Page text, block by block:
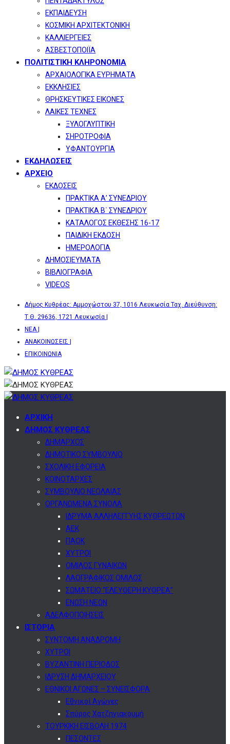
ΕΚΠΑΙΔΕΥΣΗ
ΚΟΣΜΙΚΗ ΑΡΧΙΤΕΚΤΟΝΙΚΗ
ΚΑΛΛΙΕΡΓΕΙΕΣ
ΑΣΒΕΣΤΟΠΟΙΪΑ
ΠΟΛΙΤΙΣΤΙΚΗ ΚΛΗΡΟΝΟΜΙΑ
ΑΡΧΑΙΟΛΟΓΙΚΑ ΕΥΡΗΜΑΤΑ
ΕΚΚΛΗΣΙΕΣ
ΘΡΗΣΚΕΥΤΙΚΕΣ ΕΙΚΟΝΕΣ
ΛΑΙΚΕΣ ΤΕΧΝΕΣ
ΞΥΛΟΓΛΥΠΤΙΚΗ
ΣΗΡΟΤΡΟΦΙΑ
ΥΦΑΝΤΟΥΡΓΙΑ
ΕΚΔΗΛΩΣΕΙΣ
ΑΡΧΕΙΟ
ΕΚΔΟΣΕΙΣ
ΠΡΑΚΤΙΚΑ Α’ ΣΥΝΕΔΡΙΟΥ
ΠΡΑΚΤΙΚΑ Β΄ ΣΥΝΕΔΡΙΟΥ
ΚΑΤΑΛΟΓΟΣ ΕΚΘΕΣΗΣ 16-17
ΠΑΙΔΙΚΗ ΕΚΔΟΣΗ
ΗΜΕΡΟΛΟΓΙΑ
ΔΗΜΟΣΙΕΥΜΑΤΑ
ΒΙΒΛΙΟΓΡΑΦΙΑ
VIDEOS
Δήμος Κυθρέας: Αμμοχώστου 37, 1016 Λευκωσία Ταχ. Διεύθυνση:
Τ.Θ. 29636, 1721 Λευκωσία |
ΝΕΑ |
ΑΝΑΚΟΙΝΩΣΕΙΣ |
ΕΠΙΚΟΙΝΩΝΙΑ
ΑΡΧΙΚΗ
ΔΗΜΟΣ ΚΥΘΡΕΑΣ
ΔΗΜΑΡΧΟΣ
ΔΗΜΟΤΙΚΟ ΣΥΜΒΟΥΛΙΟ
ΣΧΟΛΙΚΗ ΕΦΟΡΕΙΑ
ΚΟΙΝΟΤΑΡΧΕΣ
ΣΥΜΒΟΥΛΙΟ ΝΕΟΛΑΙΑΣ
ΟΡΓΑΝΩΜΕΝΑ ΣΥΝΟΛΑ
ΙΔΡΥΜΑ ΑΛΛΗΛΕΓΓΥΗΣ ΚΥΘΡΕΩΤΩΝ
ΑΕΚ
ΠΑΟΚ
ΧΥΤΡΟΙ
ΟΜΙΛΟΣ ΓΥΝΑΙΚΩΝ
ΛΑΟΓΡΑΦΙΚΟΣ ΟΜΙΛΟΣ
ΣΩΜΑΤΕΙΟ “ΕΛΕΥΘΕΡΗ ΚΥΘΡΕΑ”
ΕΝΩΣΗ ΝΕΩΝ
ΑΔΕΛΦΟΠΟΙΗΣΕΙΣ
ΙΣΤΟΡΙΑ
ΣΥΝΤΟΜΗ ΑΝΑΔΡΟΜΗ
ΧΥΤΡΟΙ
ΒΥΖΑΝΤΙΝΗ ΠΕΡΙΟΔΟΣ
ΙΔΡΥΣΗ ΔΗΜΑΡΧΕΙΟΥ
ΕΘΝΙΚΟΙ ΑΓΩΝΕΣ – ΣΥΝΕΙΣΦΟΡΑ
Εθνικοί Αγώνες
Σπύρος Χατζηγιακουμή
ΤΟΥΡΚΙΚΗ ΕΙΣΒΟΛΗ 1974
ΠΕΣΟΝΤΕΣ